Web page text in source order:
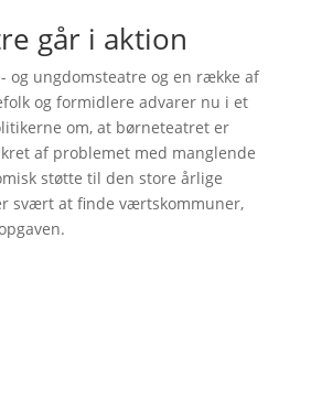
går i aktion
og ungdomsteatre og en række af
og formidlere advarer nu i et
om, at børneteatret er
af problemet med manglende
støtte til den store årlige
svært at finde værtskommuner,